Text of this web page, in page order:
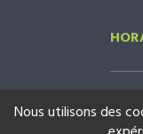
Nous utilisons des